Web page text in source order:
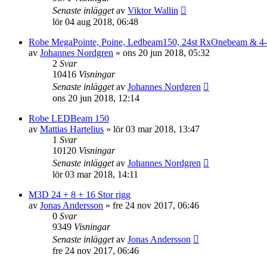
Senaste inläggetav Viktor Wallin
lör 04 aug 2018, 06:48
Robe MegaPointe, Poine, Ledbeam150, 24st RxOnebeam &
av Johannes Nordgren » ons 20 jun 2018, 05:32
2 Svar
10416 Visningar
Senaste inläggetav Johannes Nordgren
ons 20 jun 2018, 12:14
Robe LEDBeam 150
av Mattias Hartelius » lör 03 mar 2018, 13:47
1 Svar
10120 Visningar
Senaste inläggetav Johannes Nordgren
lör 03 mar 2018, 14:11
M3D 24 + 8 + 16 Stor rigg
av Jonas Andersson » fre 24 nov 2017, 06:46
0 Svar
9349 Visningar
Senaste inläggetav Jonas Andersson
fre 24 nov 2017, 06:46